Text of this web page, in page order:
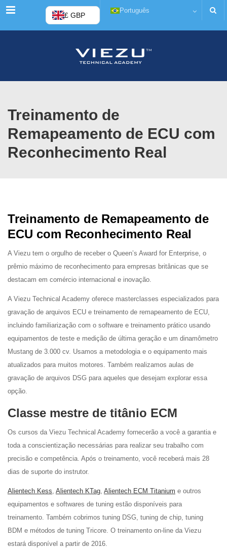
Menu £ GBP
Português
Treinamento de
Remapeamento de ECU com
Reconhecimento Real
Treinamento de Remapeamento de
ECU com Reconhecimento Real
A Viezu tem o orgulho de receber o Queen’s Award for Enterprise, o
prêmio máximo de reconhecimento para empresas britânicas que se
destacam em comércio internacional e inovação.
A Viezu Technical Academy oferece masterclasses especializados para
gravação de arquivos ECU e treinamento de remapeamento de ECU,
incluindo familiarização com o software e treinamento prático usando
equipamentos de teste e medição de última geração e um dinamômetro
Mustang de 3.000 cv. Usamos a metodologia e o equipamento mais
atualizados para muitos motores. Também realizamos aulas de
gravação de arquivos DSG para aqueles que desejam explorar essa
opção.
Classe mestre de titânio ECM
Os cursos da Viezu Technical Academy fornecerão a você a garantia e
toda a conscientização necessárias para realizar seu trabalho com
precisão e competência. Após o treinamento, você receberá mais 28
dias de suporte do instrutor.
Alientech Kess, Alientech KTag, Alientech ECM Titanium e outros
equipamentos e softwares de tuning estão disponíveis para
treinamento. Também cobrimos tuning DSG, tuning de chip, tuning
BDM e métodos de tuning Tricore. O treinamento on-line da Viezu
estará disponível a partir de 2016.